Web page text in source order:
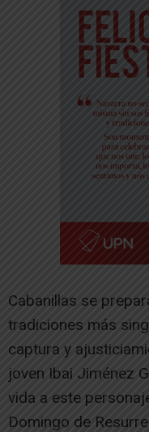
Cabanillas se
tradiciones más
captura y
joven Ibai Jiménez
vida a este
Domingo de